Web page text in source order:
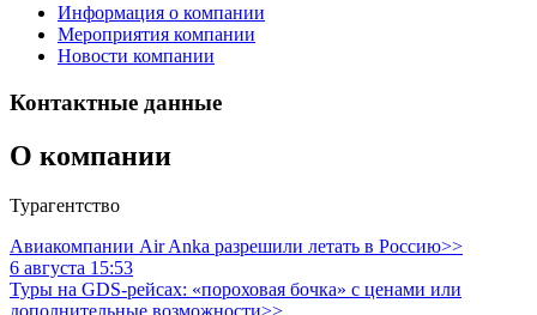
Информация о компании
Мероприятия компании
Новости компании
Контактные данные
О компании
Турагентство
Авиакомпании Air Anka разрешили летать в Россию>>
6 августа 15:53
Туры на GDS-рейсах: «пороховая бочка» с ценами или